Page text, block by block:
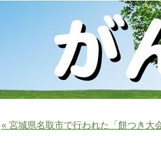
« 宮城県名取市で行われた「餅つき大